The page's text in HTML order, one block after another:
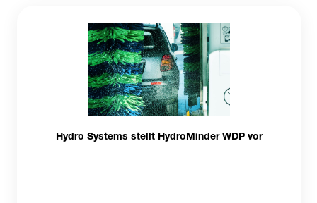
Hydro Systems stellt HydroMinder WDP vor